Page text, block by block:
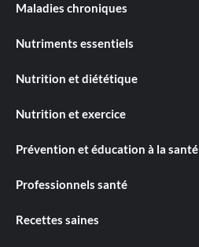
Maladies chroniques
Nutriments essentiels
Nutrition et diététique
Nutrition et exercice
Prévention et éducation à la santé
Professionnels santé
Recettes saines